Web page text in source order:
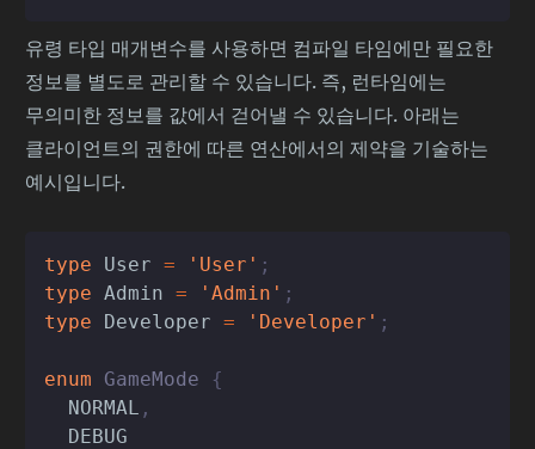
유령 타입 매개변수를 사용하면 컴파일 타임에만 필요한
정보를 별도로 관리할 수 있습니다. 즉, 런타임에는
무의미한 정보를 값에서 걷어낼 수 있습니다. 아래는
클라이언트의 권한에 따른 연산에서의 제약을 기술하는
예시입니다.
type User = 'User' ;
type Admin = 'Admin' ;
type
Developer = 'Developer' ;
enum GameMode
{
NORMAL ,
DEBUG